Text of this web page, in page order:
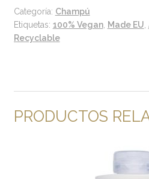
Categoría: Champú
Etiquetas: 100% Vegan, Made EU
Recyclable
PRODUCTOS